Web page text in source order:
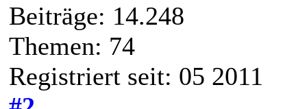
Beiträge: 14.248
Themen: 74
Registriert seit: 05 2011